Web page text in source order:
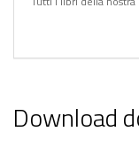
Download